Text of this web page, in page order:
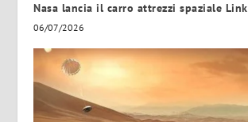
Nasa lancia il carro attrezzi spaziale Link
06/07/2026